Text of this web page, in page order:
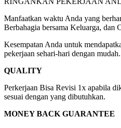
Manfaatkan waktu Anda yang
Berbahagia bersama Keluarga, dan
Kesempatan Anda untuk
pekerjaan sehari-hari dengan mudah.
QUALITY
Perkerjaan Bisa Revisi 1x apabila
sesuai dengan yang dibutuhkan.
MONEY BACK GUARANTEE